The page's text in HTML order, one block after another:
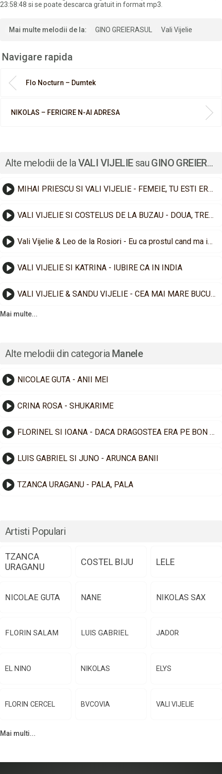
23:58:48 si se poate descarca gratuit in format mp3.
Mai multe melodii de la: GINO GREIERASUL Vali Vijelie
Navigare rapida
Flo Nocturn – Dumtek
NIKOLAS – FERICIRE N-AI ADRESA
Alte melodii de laVALI VIJELIEsau GINO GREIERASUL
MIHAI PRIESCU SI VALI VIJELIE - FEMEIE, TU ESTI EROINA
VALI VIJELIE SI COSTELUS DE LA BUZAU - DOUA, TREI HARTII DE O SUTA
Vali Vijelie & Leo de la Rosiori - Eu ca prostul cand ma indragostesc
VALI VIJELIE SI KATRINA - IUBIRE CA IN INDIA
VALI VIJELIE & SANDU VIJELIE - CEA MAI MARE BUCURIE
Mai multe...
Alte melodii din categoria Manele
NICOLAE GUTA - ANII MEI
CRINA ROSA - SHUKARIME
FLORINEL SI IOANA - DACA DRAGOSTEA ERA PE BON FISCAL
LUIS GABRIEL SI JUNO - ARUNCA BANII
TZANCA URAGANU - PALA, PALA
Artisti Populari
TZANCA
URAGANU
COSTEL BIJU LELE
NICOLAE GUTA NANE NIKOLAS SAX
FLORIN SALAM LUIS GABRIEL JADOR
EL NINO NIKOLAS ELYS
FLORIN CERCEL BVCOVIA VALI VIJELIE
Mai multi...